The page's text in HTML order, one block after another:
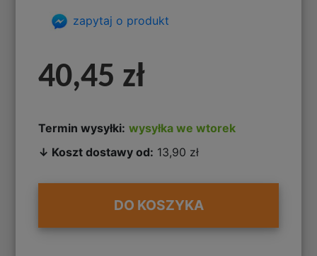
zapytaj o produkt
40,45 zł
Termin wysyłki: wysyłka we wtorek
↓ Koszt dostawy od: 13,90 zł
DO KOSZYKA